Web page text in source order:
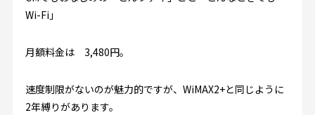
Wi-Fi」
月額料金は 3,480円。
速度制限がないのが魅力的ですが、WiMAX2+と同じように
2年縛りがあります。